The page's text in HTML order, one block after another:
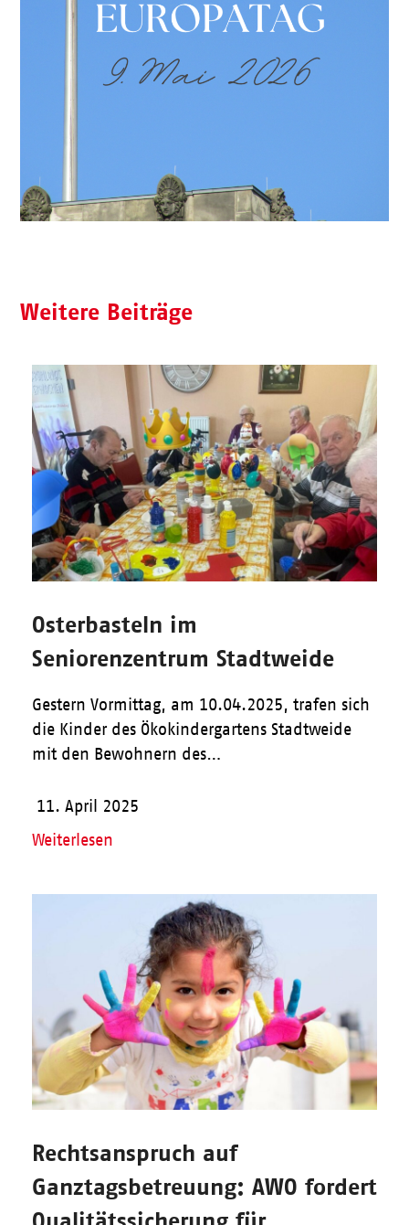
Weitere Beiträge
Osterbasteln im
Seniorenzentrum Stadtweide
Gestern Vormittag, am 10.04.2025, trafen sich
die Kinder des Ökokindergartens Stadtweide
mit den Bewohnern des…
11. April 2025
Weiterlesen
Rechtsanspruch auf
Ganztagsbetreuung: AWO fordert